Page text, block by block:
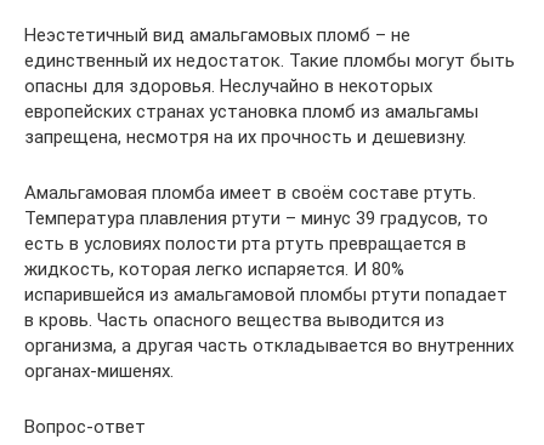
Неэстетичный вид амальгамовых пломб – не
единственный их недостаток. Такие пломбы могут быть
опасны для здоровья. Неслучайно в некоторых
европейских странах установка пломб из амальгамы
запрещена, несмотря на их прочность и дешевизну.
Амальгамовая пломба имеет в своём составе ртуть.
Температура плавления ртути – минус 39 градусов, то
есть в условиях полости рта ртуть превращается в
жидкость, которая легко испаряется. И 80%
испарившейся из амальгамовой пломбы ртути попадает
в кровь. Часть опасного вещества выводится из
организма, а другая часть откладывается во внутренних
органах-мишенях.
Вопрос-ответ